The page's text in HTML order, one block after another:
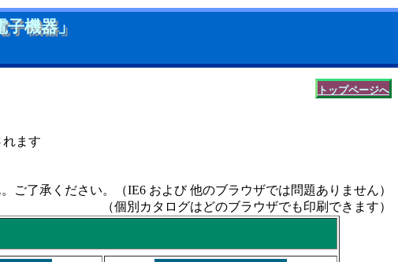
機器」
トップページへ
ます
了承ください。（IE6 および 他のブラウザでは問題ありません）
（個別カタログはどのブラウザでも印刷できます）